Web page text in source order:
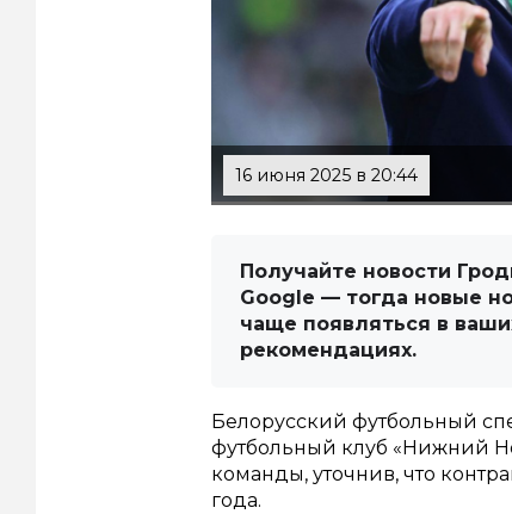
16 июня 2025 в 20:44
Получайте новости
Google — тогда новые
чаще появляться в
рекомендациях.
Белорусский футбольный
футбольный клуб «Нижний
команды, уточнив, что
года.